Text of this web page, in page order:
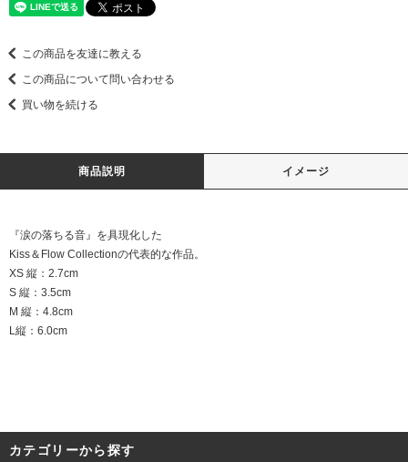
この商品を友達に教える
この商品について問い合わせる
買い物を続ける
商品説明 イメージ
『涙の落ちる音』を具現化した
Kiss＆Flow Collectionの代表的な作品。
XS 縦：2.7cm
S 縦：3.5cm
M 縦：4.8cm
L縦：6.0cm
カテゴリーから探す